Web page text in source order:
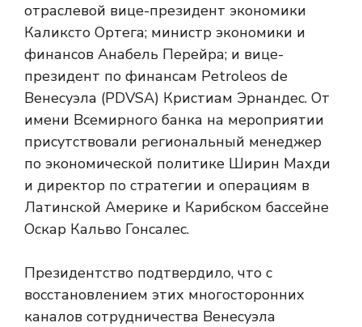
отраслевой вице-президент экономики
Каликсто Ортега; министр экономики и
финансов Анабель Перейра; и вице-
президент по финансам Petroleos de
Венесуэла (PDVSA) Кристиам Эрнандес. От
имени Всемирного банка на мероприятии
присутствовали региональный менеджер
по экономической политике Ширин Махди
и директор по стратегии и операциям в
Латинской Америке и Карибском бассейне
Оскар Кальво Гонсалес.
Президентство подтвердило, что с
восстановлением этих многосторонних
каналов сотрудничества Венесуэла